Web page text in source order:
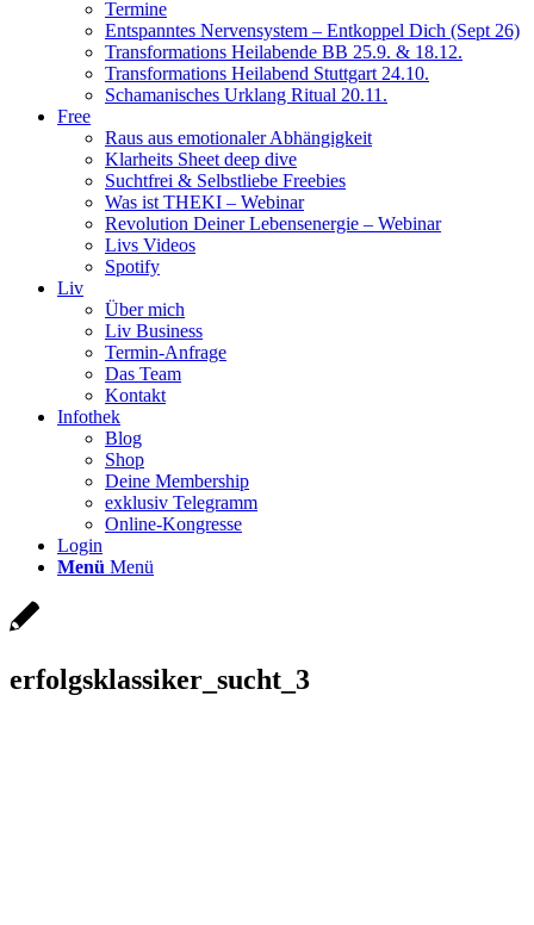
Termine
Entspanntes Nervensystem – Entkoppel Dich (Sept 26)
Transformations Heilabende BB 25.9. & 18.12.
Transformations Heilabend Stuttgart 24.10.
Schamanisches Urklang Ritual 20.11.
Free
Raus aus emotionaler Abhängigkeit
Klarheits Sheet deep dive
Suchtfrei & Selbstliebe Freebies
Was ist THEKI – Webinar
Revolution Deiner Lebensenergie – Webinar
Livs Videos
Spotify
Liv
Über mich
Liv Business
Termin-Anfrage
Das Team
Kontakt
Infothek
Blog
Shop
Deine Membership
exklusiv Telegramm
Online-Kongresse
Login
Menü Menü
erfolgsklassiker_sucht_3